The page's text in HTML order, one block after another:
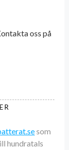
oss på
som
hundratals